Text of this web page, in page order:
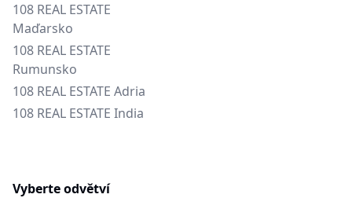
108 REAL ESTATE
Maďarsko
108 REAL ESTATE
Rumunsko
108 REAL ESTATE Adria
108 REAL ESTATE India
Vyberte odvětví